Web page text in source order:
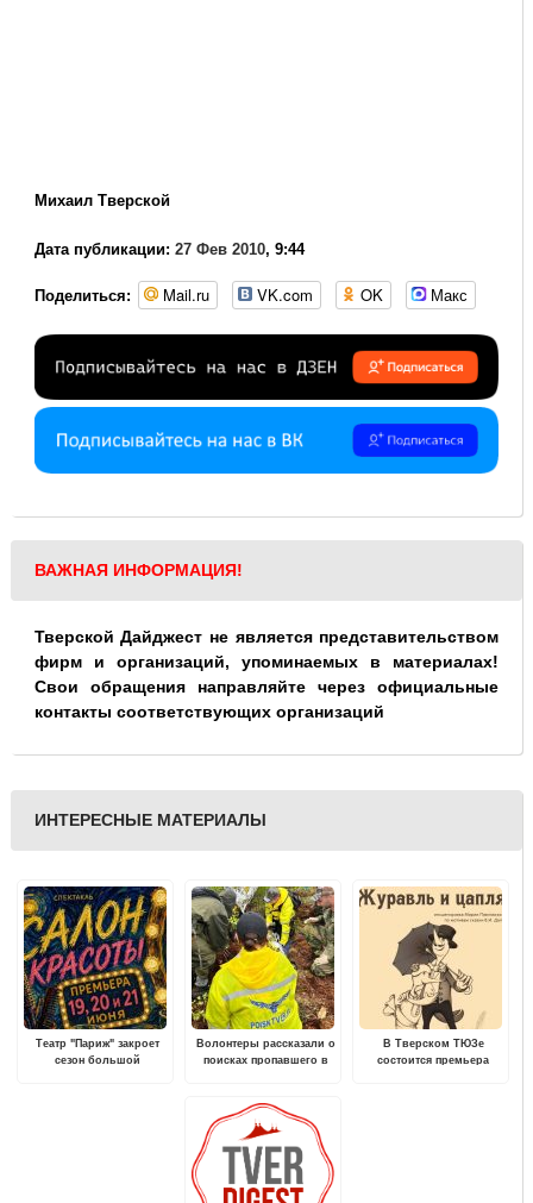
Михаил Тверской
Дата публикации: 27 Фев 2010, 9:44
Поделиться: Mail.ru VK.com OK Макс
ВАЖНАЯ ИНФОРМАЦИЯ!
Тверской Дайджест не является представительством
фирм и организаций, упоминаемых в материалах!
Свои обращения направляйте через официальные
контакты соответствующих организаций
ИНТЕРЕСНЫЕ МАТЕРИАЛЫ
Театр "Париж" закроет
сезон большой
Волонтеры рассказали о
поисках пропавшего в
В Тверском ТЮЗе
состоится премьера